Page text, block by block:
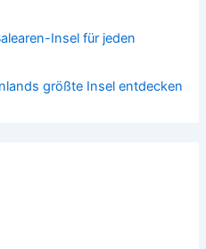
Insel für jeden
größte Insel entdecken